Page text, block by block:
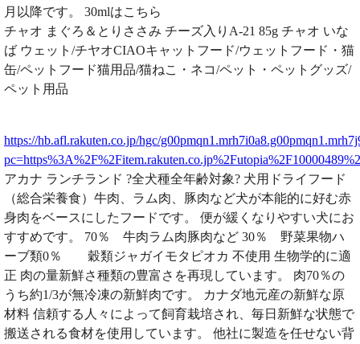
月以降です。 30mlはこちら
チャオ まぐろ＆とりささみ チーズ入りA-21 85g チャオ いな
ば ウェット/チヤオCIAOキャットフード/ウェットフード・猫
缶/ペットフード猫用品/猫ねこ・ネコ/ペット・ペットグッズ/
ペット用品
https://hb.afl.rakuten.co.jp/hgc/
アカナ ランチランド ?全犬種全年齢対象? 犬用ドライフード
（総合栄養食）牛肉、ラム肉、豚肉など犬が本能的に好む赤
身肉をベースにしたフードです。 便が緩くなりやすい犬にお
すすめです。 70％ 牛肉ラム肉豚肉など 30％ 野菜果物ハ
ーブ類0％ 穀類ジャガイモタピオカ 不使用 生物学的に適
正 肉の量新鮮さ種類の豊富さを再現しています。 肉70％の
うち約1/3が無冷凍の新鮮肉です。 カナダ地元産の新鮮な原
材料 信頼する人々によって飼育栽培され、毎日新鮮な状態で
搬送される食材を使用しています。 他社に製造を任せない背